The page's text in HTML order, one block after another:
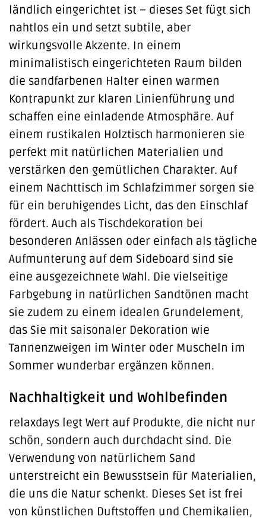
ländlich eingerichtet ist – dieses Set fügt sich
nahtlos ein und setzt subtile, aber
wirkungsvolle Akzente. In einem
minimalistisch eingerichteten Raum bilden
die sandfarbenen Halter einen warmen
Kontrapunkt zur klaren Linienführung und
schaffen eine einladende Atmosphäre. Auf
einem rustikalen Holztisch harmonieren sie
perfekt mit natürlichen Materialien und
verstärken den gemütlichen Charakter. Auf
einem Nachttisch im Schlafzimmer sorgen sie
für ein beruhigendes Licht, das den Einschlaf
fördert. Auch als Tischdekoration bei
besonderen Anlässen oder einfach als tägliche
Aufmunterung auf dem Sideboard sind sie
eine ausgezeichnete Wahl. Die vielseitige
Farbgebung in natürlichen Sandtönen macht
sie zudem zu einem idealen Grundelement,
das Sie mit saisonaler Dekoration wie
Tannenzweigen im Winter oder Muscheln im
Sommer wunderbar ergänzen können.
Nachhaltigkeit und Wohlbefinden
relaxdays legt Wert auf Produkte, die nicht nur
schön, sondern auch durchdacht sind. Die
Verwendung von natürlichem Sand
unterstreicht ein Bewusstsein für Materialien,
die uns die Natur schenkt. Dieses Set ist frei
von künstlichen Duftstoffen und Chemikalien,